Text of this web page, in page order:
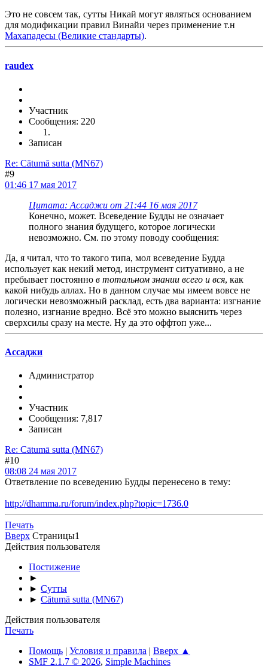
Это не совсем так, сутты Никай могут являться основанием
для модификации правил Винайи через применение т.н
Махападесы (Великие стандарты).
raudex
Участник
Сообщения: 220
Записан
Re: Cātumā sutta (MN67)
#9
01:46 17 мая 2017
Цитата: Ассаджи от 21:44 16 мая 2017
Конечно, может. Всеведение Будды не означает
полного знания будущего, которое логически
невозможно. См. по этому поводу сообщения:
Да, я читал, что то такого типа, мол всеведение Будда
использует как некий метод, инструмент ситуативно, а не
пребывает постоянно в тотальном знании всего и вся, как
какой нибудь аллах. Но в данном случае мы имеем вовсе не
логически невозможный расклад, есть два варианта: изгнание
полезно, изгнание вредно. Всё это можно выяснить через
сверхсилы сразу на месте. Ну да это оффтоп уже...
Ассаджи
Администратор
Участник
Сообщения: 7,817
Записан
Re: Cātumā sutta (MN67)
#10
08:08 24 мая 2017
Ответвление по всеведению Будды перенесено в тему:
http://dhamma.ru/forum/index.php?topic=1736.0
Печать
Вверх Страницы1
Действия пользователя
Постижение
►
► Сутты
► Cātumā sutta (MN67)
Действия пользователя
Печать
Помощь | Условия и правила | Вверх ▲
SMF 2.1.7 © 2026, Simple Machines